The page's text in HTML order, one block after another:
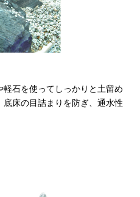
石を使ってしっかりと土留め
床の目詰まりを防ぎ、通水性